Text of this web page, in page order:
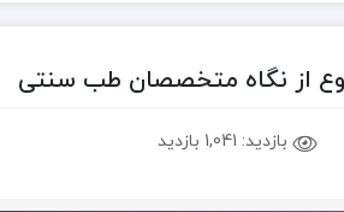
از نگاه متخصصان طب سنتی
بازدید: 1,041 بازدید